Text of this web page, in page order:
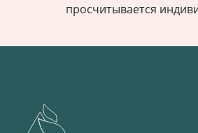
просчитывается